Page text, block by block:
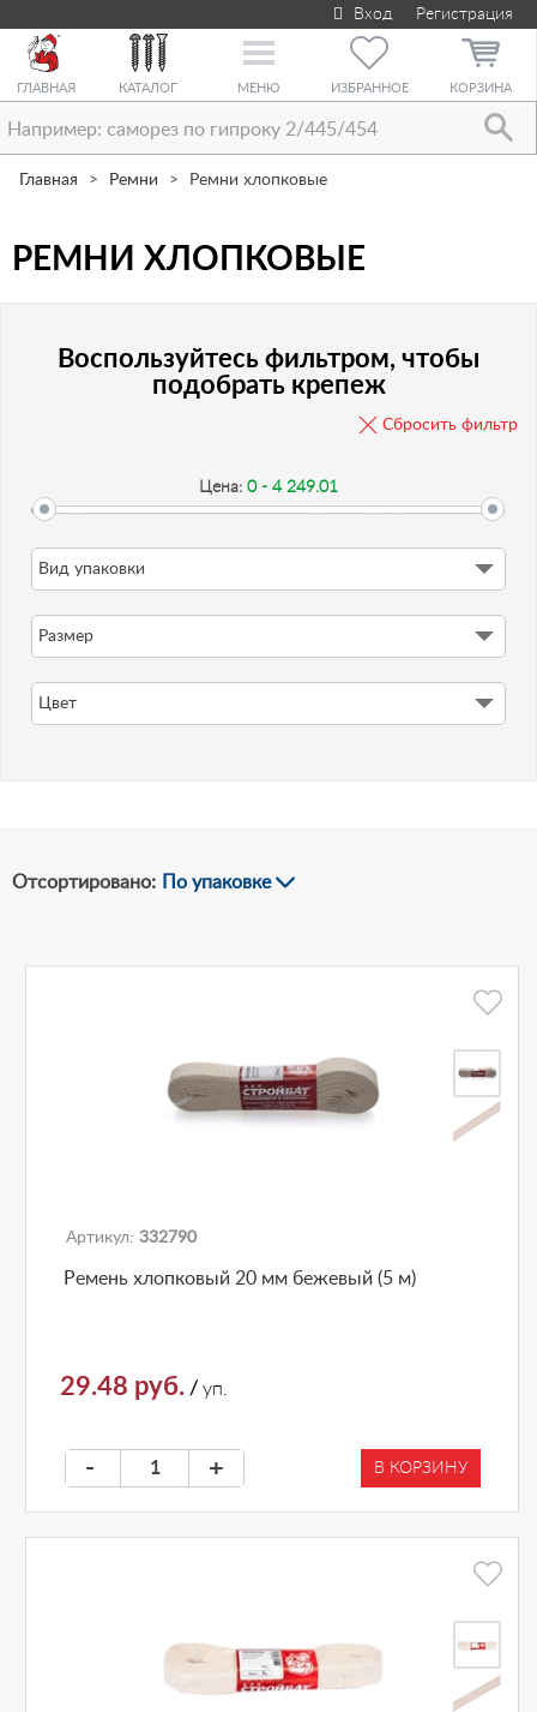
Вход Регистрация
ГЛАВНАЯ КАТАЛОГ
Toggle
МЕНЮ ИЗБРАННОЕ КОРЗИНА
Главная Ремни Ремни хлопковые
РЕМНИ ХЛОПКОВЫЕ
Воспользуйтесь фильтром, чтобы
подобрать крепеж
Сбросить фильтр
Цена: 0 - 4 249.01
-
Рублей
Вид упаковки
Размер
Цвет
Отсортировано: По упаковке
Артикул: 332790
Ремень хлопковый 20 мм бежевый (5 м)
29.48 руб. / уп.
- + В КОРЗИНУ